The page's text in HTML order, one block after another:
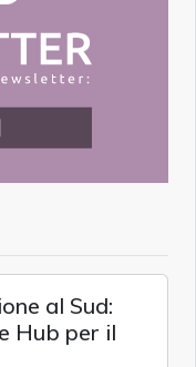
al Sud:
Hub per il